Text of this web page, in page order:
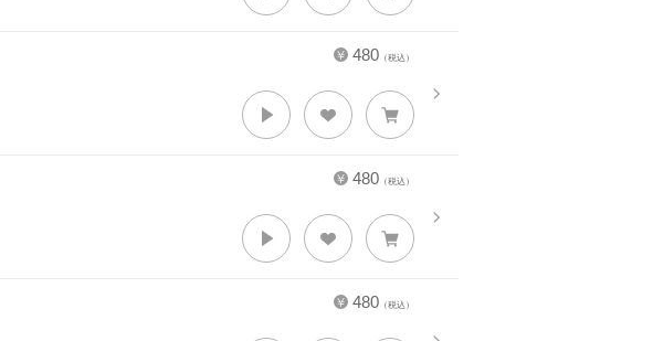
480 （税込）
480 （税込）
480 （税込）